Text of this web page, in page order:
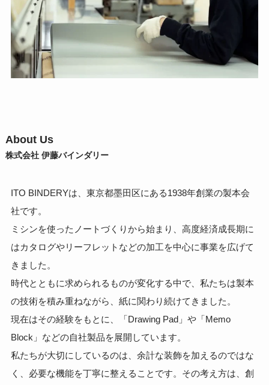
About Us
株式会社 伊藤バインダリー
ITO BINDERYは、東京都墨田区にある1938年創業の製本会
社です。
ミシンを使ったノートづくりから始まり、高度経済成長期に
はカタログやリーフレットなどの加工を中心に事業を広げて
きました。
時代とともに求められるものが変化する中で、私たちは製本
の技術を積み重ねながら、紙に関わり続けてきました。
現在はその経験をもとに、「Drawing Pad」や「Memo
Block」などの自社製品を展開しています。
私たちが大切にしているのは、余計な装飾を加えるのではな
く、必要な機能を丁寧に整えることです。その考え方は、創